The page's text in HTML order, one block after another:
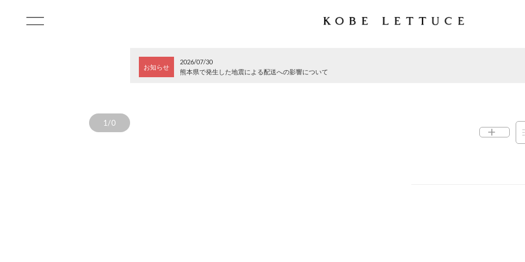
お知らせ
2026/07/30
熊本県で発生した地震による配送への影響について
1/0